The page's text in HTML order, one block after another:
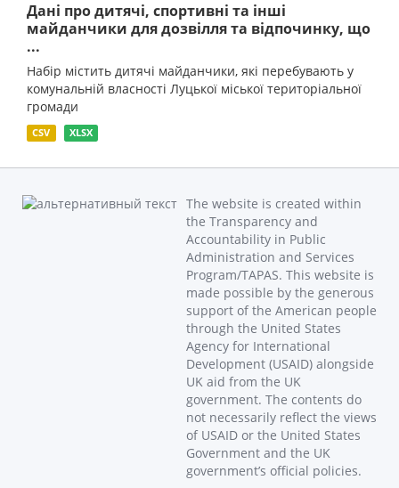
Дані про дитячі, спортивні та інші
майданчики для дозвілля та відпочинку, що
...
Набір містить дитячі майданчики, які перебувають у
комунальній власності Луцької міської територіальної
громади
CSV XLSX
The website is created within
the Transparency and
Accountability in Public
Administration and Services
Program/TAPAS. This website is
made possible by the generous
support of the American people
through the United States
Agency for International
Development (USAID) alongside
UK aid from the UK
government. The contents do
not necessarily reflect the views
of USAID or the United States
Government and the UK
government’s official policies.